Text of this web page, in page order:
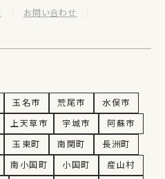
お問い合わせ
玉名市 荒尾市
水俣市
上天草市 宇城市
阿蘇市
玉東町 南関町
長洲町
南小国町 小国町
産山村